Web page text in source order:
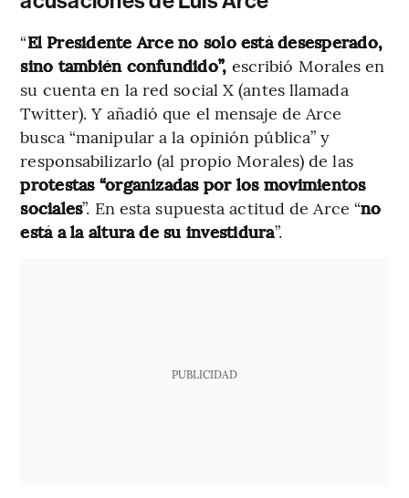
“El Presidente Arce no solo está desesperado,
sino también confundido”, escribió Morales en
su cuenta en la red social X (antes llamada
Twitter). Y añadió que el mensaje de Arce
busca “manipular a la opinión pública” y
responsabilizarlo (al propio Morales) de las
protestas “organizadas por los movimientos
sociales”. En esta supuesta actitud de Arce “no
está a la altura de su investidura”.
PUBLICIDAD